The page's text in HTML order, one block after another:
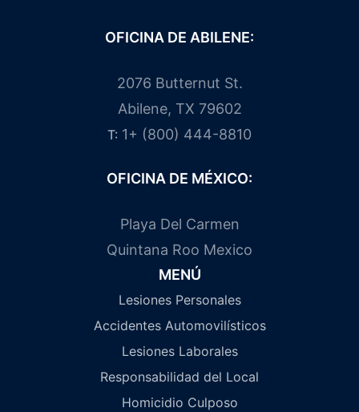
OFICINA DE ABILENE:
2076 Butternut St.
Abilene, TX 79602
T: 1+ (800) 444-8810
OFICINA DE MÉXICO:
Playa Del Carmen
Quintana Roo Mexico
MENÚ
Lesiones Personales
Accidentes Automovilísticos
Lesiones Laborales
Responsabilidad del Local
Homicidio Culposo